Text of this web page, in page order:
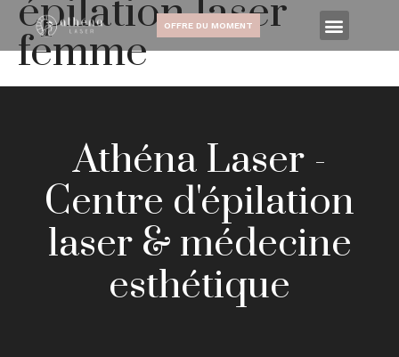
OFFRE DU MOMENT
épilation laser
femme
Athéna Laser -
Centre d'épilation
laser & médecine
esthétique